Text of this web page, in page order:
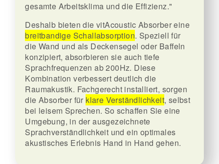
gesamte Arbeitsklima und die Effizienz."
Deshalb bieten die vitAcoustic Absorber eine
breitbandige Schallabsorption. Speziell für
die Wand und als Deckensegel oder Baffeln
konzipiert, absorbieren sie auch tiefe
Sprachfrequenzen ab 200Hz. Diese
Kombination verbessert deutlich die
Raumakustik. Fachgerecht installiert, sorgen
die Absorber für klare Verständlichkeit, selbst
bei leisem Sprechen. So schaffen Sie eine
Umgebung, in der ausgezeichnete
Sprachverständlichkeit und ein optimales
akustisches Erlebnis Hand in Hand gehen.